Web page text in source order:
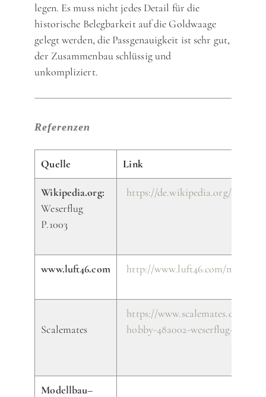
legen. Es muss nicht jedes Detail für die
historische Belegbarkeit auf die Goldwaage
gelegt werden, die Passgenauigkeit ist sehr gut,
der Zusammenbau schlüssig und
unkompliziert.
Referenzen
Quelle Link
Wikipedia.org:
Weserflug
P.1003
https://de.wikipedia.org/wiki/
www.luft46.com http://www.luft46.com/misc/
Scalemates
https://www.scalemates.com/
hobby-48a002-weserflug-p1003-
Modellbau–